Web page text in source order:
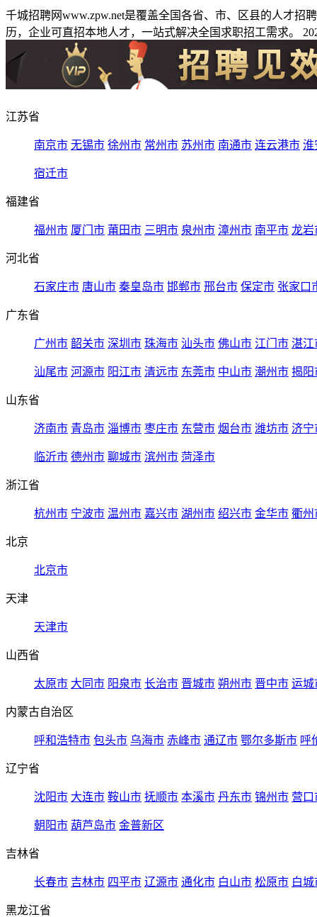
千城招聘网www.zpw.net是覆盖全国各省、市、区县的人才
历，企业可直招本地人才，一站式解决全国求职招工需求。
江苏省
南京市 无锡市 徐州市 常州市 苏州市 南通市 连云港市 淮
宿迁市
福建省
福州市 厦门市 莆田市 三明市 泉州市 漳州市 南平市 龙岩
河北省
石家庄市 唐山市 秦皇岛市 邯郸市 邢台市 保定市 张家口
广东省
广州市 韶关市 深圳市 珠海市 汕头市 佛山市 江门市 湛江
汕尾市 河源市 阳江市 清远市 东莞市 中山市 潮州市 揭阳
山东省
济南市 青岛市 淄博市 枣庄市 东营市 烟台市 潍坊市 济宁
临沂市 德州市 聊城市 滨州市 菏泽市
浙江省
杭州市 宁波市 温州市 嘉兴市 湖州市 绍兴市 金华市 衢州
北京
北京市
天津
天津市
山西省
太原市 大同市 阳泉市 长治市 晋城市 朔州市 晋中市 运城
内蒙古自治区
呼和浩特市 包头市 乌海市 赤峰市 通辽市 鄂尔多斯市 呼
辽宁省
沈阳市 大连市 鞍山市 抚顺市 本溪市 丹东市 锦州市 营口
朝阳市 葫芦岛市 金普新区
吉林省
长春市 吉林市 四平市 辽源市 通化市 白山市 松原市 白城
黑龙江省